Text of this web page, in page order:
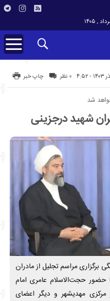
چاپ خبر ۰ نظر
شد
شهید درجزینی
برگزاری مراسم تجلیل از مادران
حجت‌الاسلام عامری امام
مرکزی مهدیشهر و دیگر اعضای